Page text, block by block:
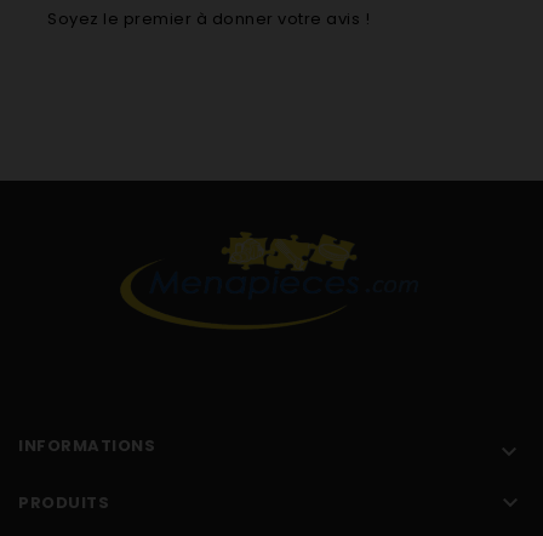
Soyez le premier à donner votre avis !
INFORMATIONS 
PRODUITS 